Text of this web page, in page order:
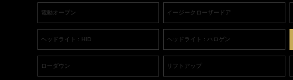
電動オープン イージークローザードア
ヘッドライト : HID ヘッドライト : ハロゲン
ローダウン リフトアップ